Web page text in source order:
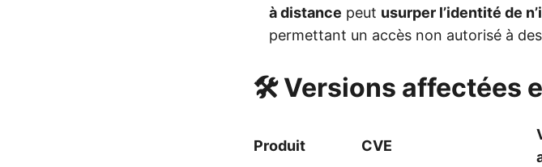
à distance peut usurper l’identité de
permettant un accès non autorisé à
🛠️ Versions affectées
Produit CVE